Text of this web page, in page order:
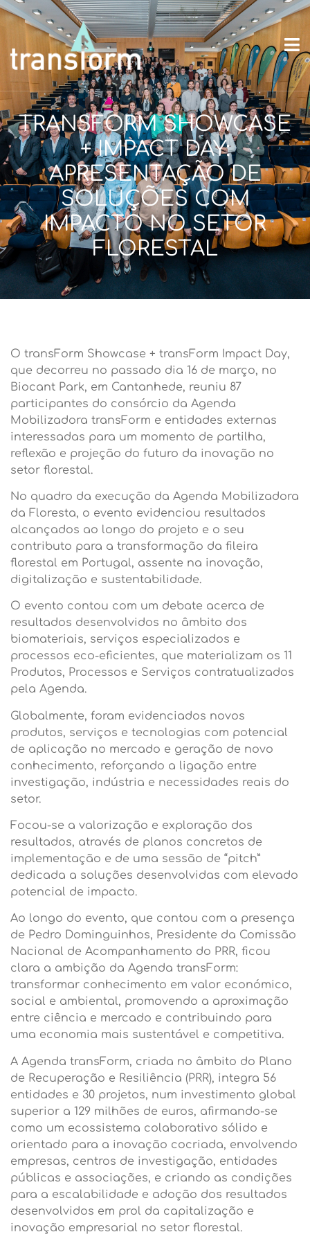
TRANSFORM SHOWCASE
+ IMPACT DAY:
APRESENTAÇÃO DE
SOLUÇÕES COM
IMPACTO NO SETOR
FLORESTAL
O transForm Showcase + transForm Impact Day,
que decorreu no passado dia 16 de março, no
Biocant Park, em Cantanhede, reuniu 87
participantes do consórcio da Agenda
Mobilizadora transForm e entidades externas
interessadas para um momento de partilha,
reflexão e projeção do futuro da inovação no
setor florestal.
No quadro da execução da Agenda Mobilizadora
da Floresta, o evento evidenciou resultados
alcançados ao longo do projeto e o seu
contributo para a transformação da fileira
florestal em Portugal, assente na inovação,
digitalização e sustentabilidade.
O evento contou com um debate acerca de
resultados desenvolvidos no âmbito dos
biomateriais, serviços especializados e
processos eco-eficientes, que materializam os 11
Produtos, Processos e Serviços contratualizados
pela Agenda.
Globalmente, foram evidenciados novos
produtos, serviços e tecnologias com potencial
de aplicação no mercado e geração de novo
conhecimento, reforçando a ligação entre
investigação, indústria e necessidades reais do
setor.
Focou-se a valorização e exploração dos
resultados, através de planos concretos de
implementação e de uma sessão de “pitch”
dedicada a soluções desenvolvidas com elevado
potencial de impacto.
Ao longo do evento, que contou com a presença
de Pedro Dominguinhos, Presidente da Comissão
Nacional de Acompanhamento do PRR, ficou
clara a ambição da Agenda transForm:
transformar conhecimento em valor económico,
social e ambiental, promovendo a aproximação
entre ciência e mercado e contribuindo para
uma economia mais sustentável e competitiva.
A Agenda transForm, criada no âmbito do Plano
de Recuperação e Resiliência (PRR), integra 56
entidades e 30 projetos, num investimento global
superior a 129 milhões de euros, afirmando-se
como um ecossistema colaborativo sólido e
orientado para a inovação cocriada, envolvendo
empresas, centros de investigação, entidades
públicas e associações, e criando as condições
para a escalabilidade e adoção dos resultados
desenvolvidos em prol da capitalização e
inovação empresarial no setor florestal.